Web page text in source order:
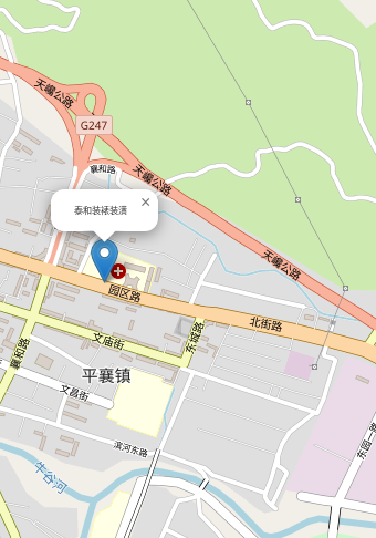
泰和装裱装潢 ×